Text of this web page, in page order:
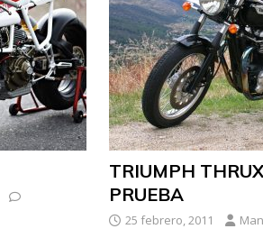
TRIUMPH
PRUEBA
25 febrero, 2011